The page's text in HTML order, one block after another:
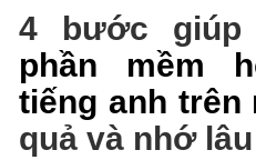
4 bước
phần mềm
tiếng anh trên
quả và nhớ lâu